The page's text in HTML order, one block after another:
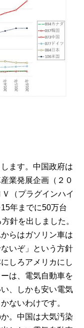
ます。中国政府は
業発展企画（２０
（プラグインハイ
年までに50万台
針を出しました。
らはガソリン車は
いぞ」という方針
しろアメリカにし
は、電気自動車を
、しかも安い電気
ないわけです。
。中国は大気汚染